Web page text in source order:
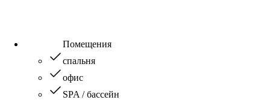
Помещения
спальня
офис
SPA / бассейн